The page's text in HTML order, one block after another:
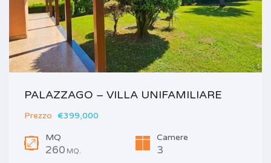
PALAZZAGO – VILLA UNIFAMILIARE
Prezzo €399,000
MQ
260 MQ.
Camere
3